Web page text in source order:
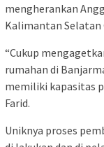
mengherankan
Kalimantan Selatan
“Cukup
rumahan di
memiliki kapasitas
Farid.
Uniknya proses